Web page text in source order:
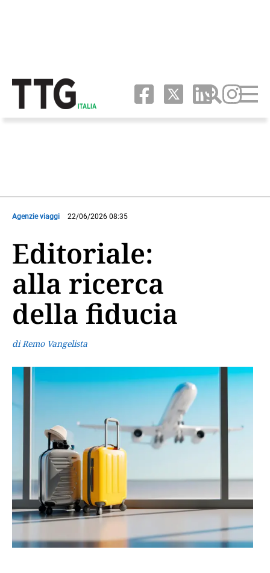
Agenzie viaggi 22/06/2026 08:35
Editoriale:
alla ricerca
della fiducia
di Remo Vangelista